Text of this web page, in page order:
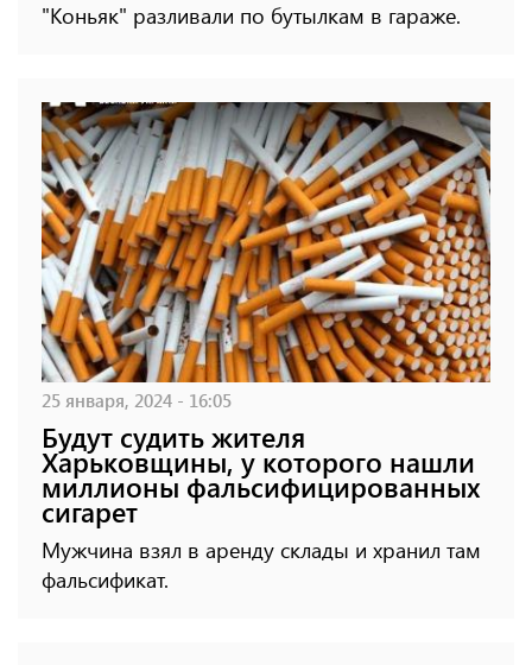
"Коньяк" разливали по бутылкам в гараже.
25 января, 2024 - 16:05
Будут судить жителя
Харьковщины, у которого нашли
миллионы фальсифицированных
сигарет
Мужчина взял в аренду склады и хранил там
фальсификат.